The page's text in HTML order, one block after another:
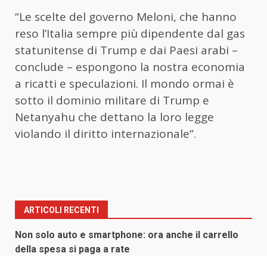
“Le scelte del governo Meloni, che hanno
reso l’Italia sempre più dipendente dal gas
statunitense di Trump e dai Paesi arabi –
conclude – espongono la nostra economia
a ricatti e speculazioni. Il mondo ormai è
sotto il dominio militare di Trump e
Netanyahu che dettano la loro legge
violando il diritto internazionale”.
ARTICOLI RECENTI
Non solo auto e smartphone: ora anche il carrello
della spesa si paga a rate